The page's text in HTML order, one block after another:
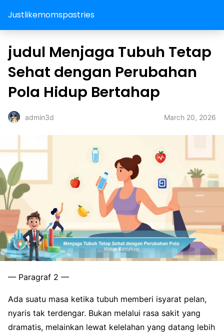
Justlikemomspastries
judul Menjaga Tubuh Tetap
Sehat dengan Perubahan
Pola Hidup Bertahap
admin3d March 20, 2026
— Paragraf 2 —
Ada suatu masa ketika tubuh memberi isyarat pelan,
nyaris tak terdengar. Bukan melalui rasa sakit yang
dramatis, melainkan lewat kelelahan yang datang lebih